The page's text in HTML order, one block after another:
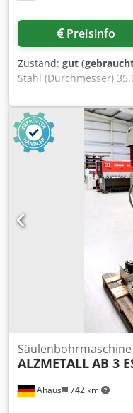
Preisinfo
Zustand: gut
Stahl (Durchmesser)
Bohrhub 180 mm
615 x 420 mm
0.2 / 0.3 mm/U
0.9 / 1.5 kW Gewicht
Abmessung L-B-H 800
robuste
Spindelvorschub * mit
polumschaltbarer
Bohrtiefenfestanschlag
höhenverstellbar über
- Bedienungsanleitung
Ahaus 742 km
Säulenbohrmaschine
ALZMETALLAB 3